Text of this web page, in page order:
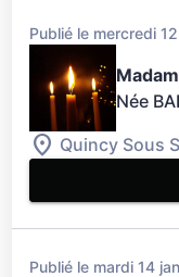
Publié le mercredi
Née
Quincy Sous
Publié le mardi 14